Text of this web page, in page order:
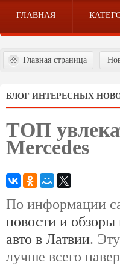
ГЛАВНАЯ
Главная страница
БЛОГ ИНТЕРЕСНЫХ
ТОП
Mercedes
По информации
новости и обзоры
авто в Латвии.
лучше всего